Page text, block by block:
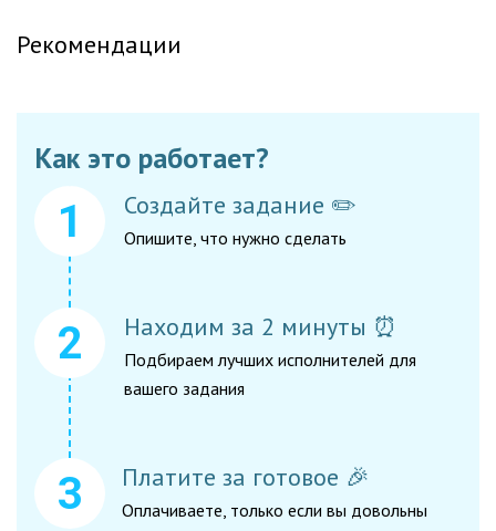
Рекомендации
Как это работает?
Создайте задание ✏️
Опишите, что нужно сделать
Находим за 2 минуты ⏰
Подбираем лучших исполнителей для
вашего задания
Платите за готовое 🎉
Оплачиваете, только если вы довольны